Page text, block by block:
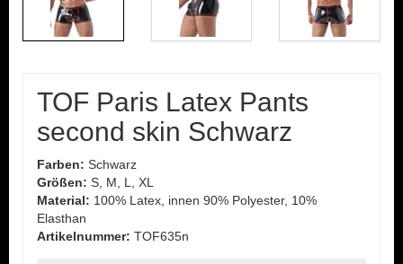
TOF Paris Latex Pants
second skin Schwarz
Farben: Schwarz
Größen: S, M, L, XL
Material: 100% Latex, innen 90% Polyester, 10%
Elasthan
Artikelnummer: TOF635n